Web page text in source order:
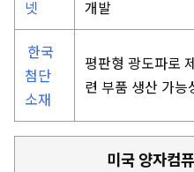
넷
개발
한국
첨단
소재
평판형 광도파로
련 부품 생산 가능
미국 양자컴